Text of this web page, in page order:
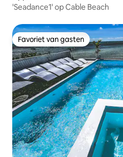
'Seadance1' op Cable Beach
Favoriet van gasten
Favoriet van gasten